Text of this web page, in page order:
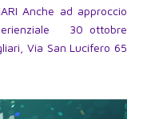
Anche ad approccio
30 ottobre
Via San Lucifero 65